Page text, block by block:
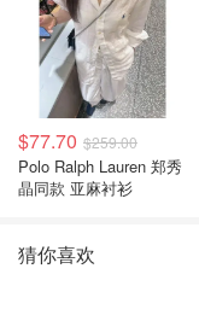
$77.70 $259.00
Polo Ralph Lauren 郑秀
晶同款 亚麻衬衫
猜你喜欢